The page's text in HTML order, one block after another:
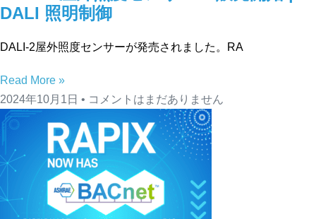
DALI 照明制御
DALI-2屋外照度センサーが発売されました。RA
Read More »
2024年10月1日
コメントはまだありません